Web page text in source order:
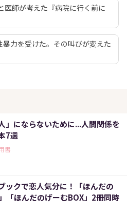
医師が考えた『病院に行く前に
力を受けた。その叫びが変えた
」にならないために...人間関係を
7選
書
ックで恋人気分に！「ほんだの
「ほんだのげーむBOX」2冊同時